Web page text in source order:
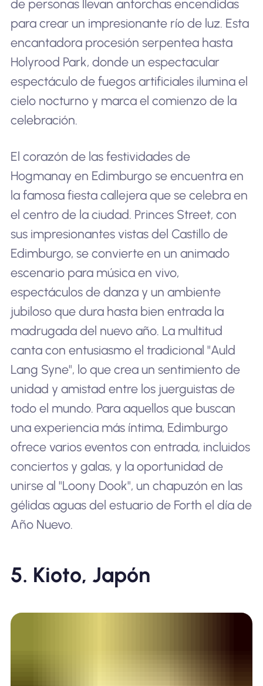
de personas llevan antorchas encendidas
para crear un impresionante río de luz. Esta
encantadora procesión serpentea hasta
Holyrood Park, donde un espectacular
espectáculo de fuegos artificiales ilumina el
cielo nocturno y marca el comienzo de la
celebración.
El corazón de las festividades de
Hogmanay en Edimburgo se encuentra en
la famosa fiesta callejera que se celebra en
el centro de la ciudad. Princes Street, con
sus impresionantes vistas del Castillo de
Edimburgo, se convierte en un animado
escenario para música en vivo,
espectáculos de danza y un ambiente
jubiloso que dura hasta bien entrada la
madrugada del nuevo año. La multitud
canta con entusiasmo el tradicional "Auld
Lang Syne", lo que crea un sentimiento de
unidad y amistad entre los juerguistas de
todo el mundo. Para aquellos que buscan
una experiencia más íntima, Edimburgo
ofrece varios eventos con entrada, incluidos
conciertos y galas, y la oportunidad de
unirse al "Loony Dook", un chapuzón en las
gélidas aguas del estuario de Forth el día de
Año Nuevo.
5. Kioto, Japón